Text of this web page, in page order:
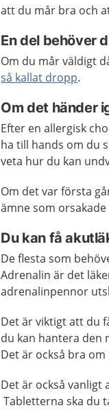
att du mår bra och
En del behöver
Om du mår väldigt
så kallat dropp.
Om det händer
Efter en allergisk
ha till hands om du
veta hur du kan
Om det var första
ämne som
Du kan få
De flesta som
Adrenalin är det
adrenalinpennor
Det är viktigt att du
du kan hantera den
Det är också bra
Det är också
Tabletterna ska du